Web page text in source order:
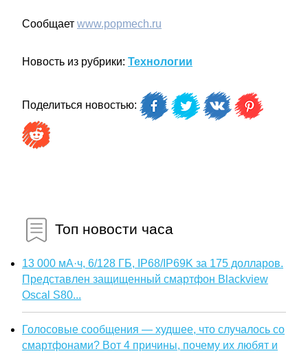
Сообщает www.popmech.ru
Новость из рубрики: Технологии
Поделиться новостью:
Топ новости часа
13 000 мА·ч, 6/128 ГБ, IP68/IP69K за 175 долларов.
Представлен защищенный смартфон Blackview
Oscal S80...
Голосовые сообщения — худшее, что случалось со
смартфонами? Вот 4 причины, почему их любят и